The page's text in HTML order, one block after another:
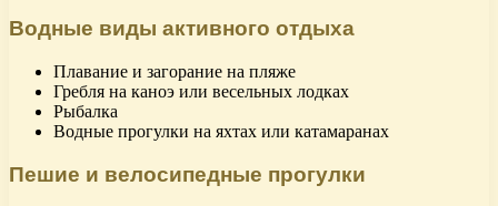
Водные виды активного отдыха
Плавание и загорание на пляже
Гребля на каноэ или весельных лодках
Рыбалка
Водные прогулки на яхтах или катамаранах
Пешие и велосипедные прогулки